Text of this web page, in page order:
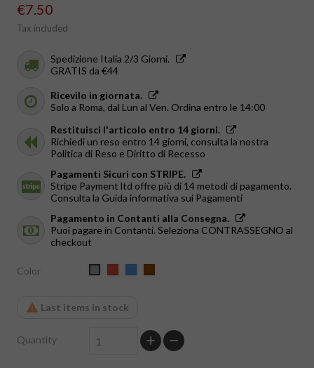
€7.50
Tax included
Spedizione Italia 2/3 Giorni.
GRATIS da €44
Ricevilo in giornata.
Solo a Roma, dal Lun al Ven. Ordina entro le 14:00
Restituisci l'articolo entro 14 giorni.
Richiedi un reso entro 14 giorni, consulta la nostra
Politica di Reso e Diritto di Recesso
Pagamenti Sicuri con STRIPE.
Stripe Payment ltd offre più di 14 metodi di pagamento.
Consulta la Guida informativa sui Pagamenti
Pagamento in Contanti alla Consegna.
Puoi pagare in Contanti. Seleziona CONTRASSEGNO al
checkout
Color
Last items in stock
Quantity